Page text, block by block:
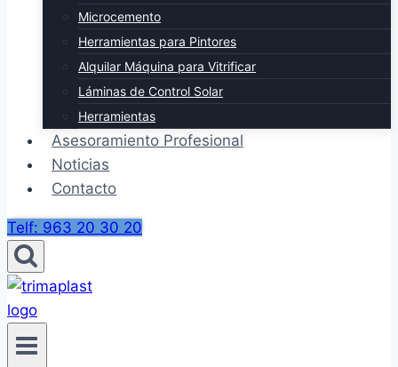
Microcemento
Herramientas para Pintores
Alquilar Máquina para Vitrificar
Láminas de Control Solar
Herramientas
Asesoramiento Profesional
Noticias
Contacto
Telf: 963 20 30 20